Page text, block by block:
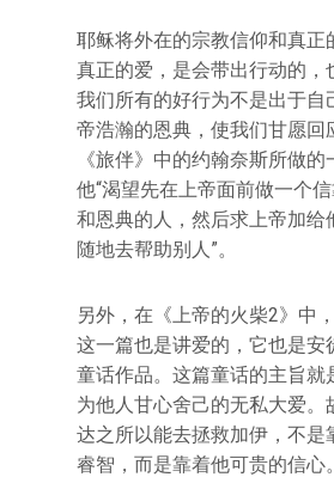
耶稣将外在的宗教信仰和真正
真正的爱，是会带出行动的，
我们所有的好行为不是出于自
帝浩瀚的恩典，使我们甘愿回
《旅伴》中的约翰奈斯所做的
他“渴望先在上帝面前做一个
和恩典的人，然后求上帝加给
随地去帮助别人”。
另外，在《上帝的火柴2》中
这一篇也是讲爱的，它也是安
童话作品。这篇童话的主旨就
为他人甘心舍己的无私大爱。
达之所以能去拯救加伊，不是
睿智，而是靠着他可贵的信心。